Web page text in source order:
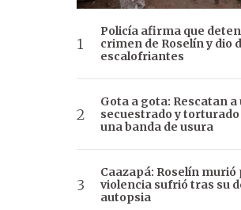
Policía afirma que
crimen de Roselín y dio
escalofriantes
Gota a gota: Rescatan
secuestrado y
una banda de usura
Caazapá: Roselín
violencia sufrió tras su
autopsia